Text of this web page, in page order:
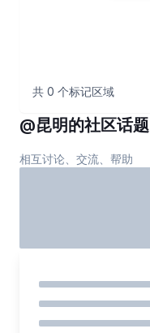
共 0 个标记区域
@昆明的社区话题
相互讨论、交流、帮助